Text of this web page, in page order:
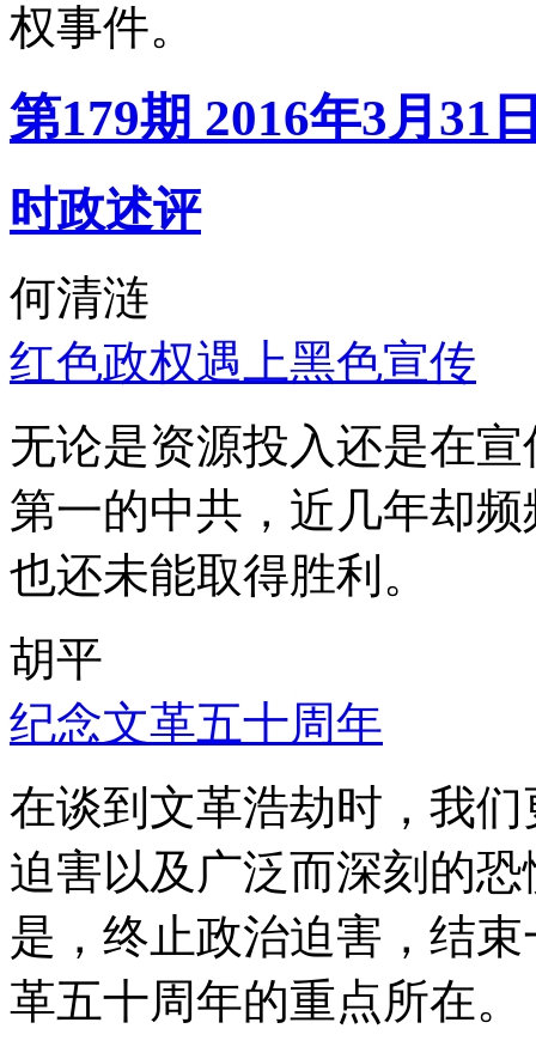
权事件。
第179期 2016年3月31
时政述评
何清涟
红色政权遇上黑色宣传
无论是资源投入还是在
第一的中共，近几年却
也还未能取得胜利。
胡平
纪念文革五十周年
在谈到文革浩劫时，我
迫害以及广泛而深刻的
是，终止政治迫害，结
革五十周年的重点所在。